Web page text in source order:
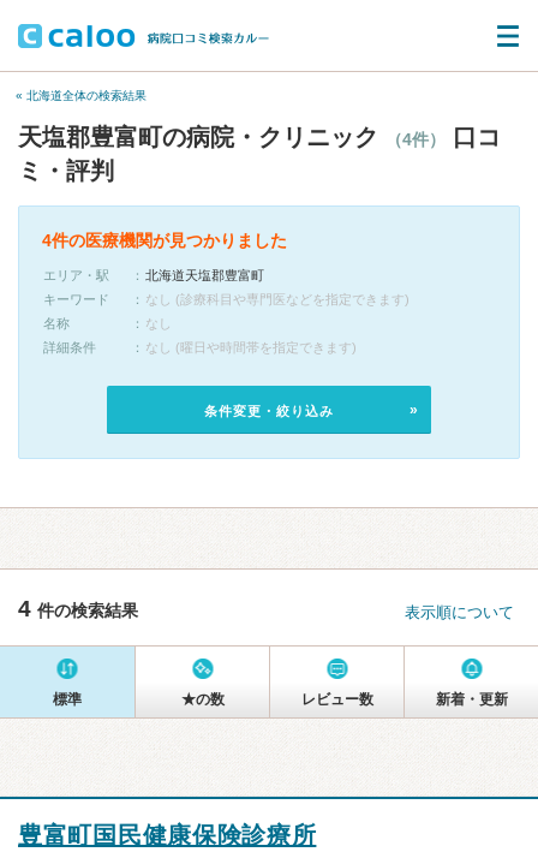
« 北海道全体の検索結果
天塩郡豊富町の病院・クリニック （4件）
口コ
ミ・評判
4件の医療機関が見つかりました
エリア・駅
北海道天塩郡豊富町
キーワード
なし (診療科目や専門医などを指定できます)
名称
なし
詳細条件
なし (曜日や時間帯を指定できます)
条件変更・絞り込み
4 件の検索結果 表示順について
標準 ★の数 レビュー数 新着・更新
豊富町国民健康保険診療所